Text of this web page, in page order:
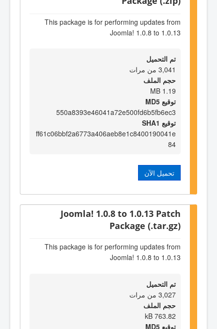
This package is for performing updates from
Joomla! 1.0.8 to 1.0.13
تم التحميل
3,041 من مرات
حجم الملف
1.19 MB
توقيع MD5
550a8393e46041a72e500fd6b5fb6ec3
توقيع SHA1
ff61c06bbf2a6773a406aeb8e1c8400190041e
84
تحميل الآن
Joomla! 1.0.8 to 1.0.13 Patch
Package (.tar.gz)
This package is for performing updates from
Joomla! 1.0.8 to 1.0.13
تم التحميل
3,027 من مرات
حجم الملف
763.82 kB
توقيع MD5